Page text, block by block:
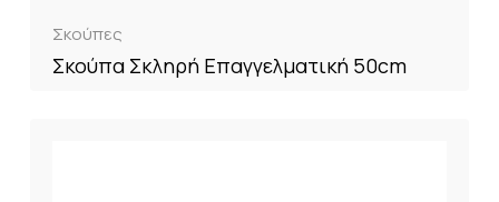
Σκούπες
Σκούπα Σκληρή Επαγγελματική 50cm